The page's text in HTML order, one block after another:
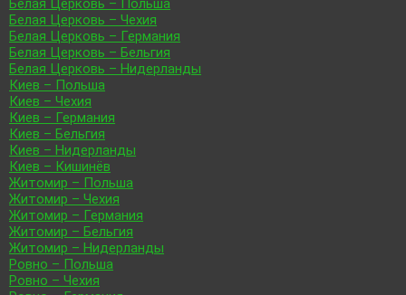
Белая Церковь – Польша
Белая Церковь – Чехия
Белая Церковь – Германия
Белая Церковь – Бельгия
Белая Церковь – Нидерланды
Киев – Польша
Киев – Чехия
Киев – Германия
Киев – Бельгия
Киев – Нидерланды
Киев – Кишинёв
Житомир – Польша
Житомир – Чехия
Житомир – Германия
Житомир – Бельгия
Житомир – Нидерланды
Ровно – Польша
Ровно – Чехия